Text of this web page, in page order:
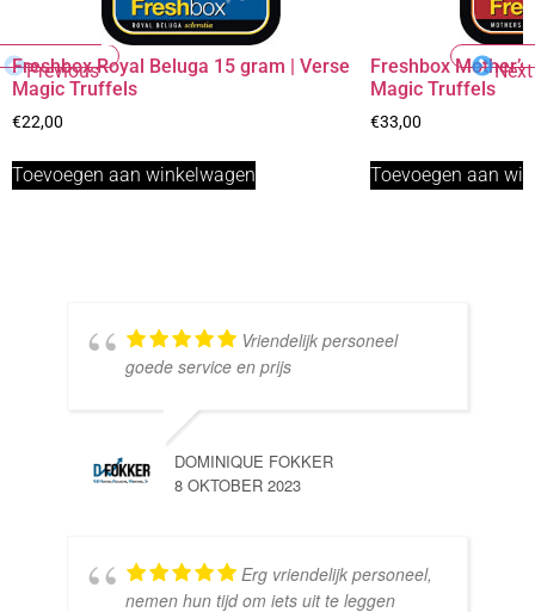
Previous
Freshbox Royal Beluga 15 gram | Verse
Magic Truffels
€22,00
Toevoegen aan winkelwagen
Freshbox
Magic Truffels
€33,00
Toevoegen aan
Next
Vriendelijk personeel
goede service en prijs
DOMINIQUE FOKKER
8 OKTOBER 2023
Erg vriendelijk personeel,
nemen hun tijd om iets uit te leggen